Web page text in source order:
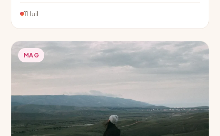
11 Juil
MAG